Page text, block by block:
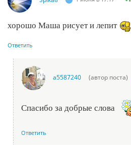
хорошо Маша рисует и лепит
Ответить
a5587240 (автор поста)
Спасибо за добрые слова
Ответить